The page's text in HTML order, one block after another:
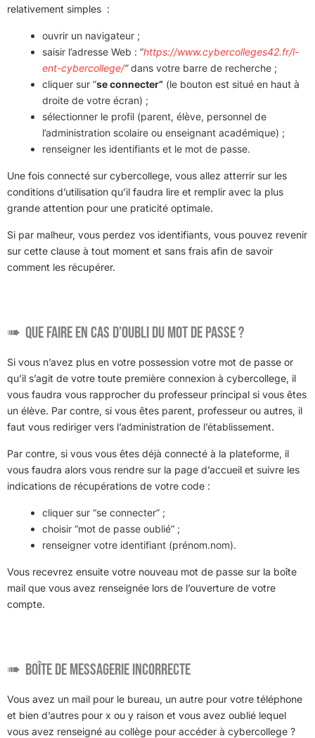
relativement simples :
ouvrir un navigateur ;
saisir l’adresse Web : “https://www.cybercolleges42.fr/l-
ent-cybercollege/”dans votre barre de recherche ;
cliquer sur ”se connecter” (le bouton est situé en haut à
droite de votre écran) ;
sélectionner le profil (parent, élève, personnel de
l’administration scolaire ou enseignant académique) ;
renseigner les identifiants et le mot de passe.
Une fois connecté sur cybercollege, vous allez atterrir sur les
conditions d’utilisation qu’il faudra lire et remplir avec la plus
grande attention pour une praticité optimale.
Si par malheur, vous perdez vos identifiants, vous pouvez revenir
sur cette clause à tout moment et sans frais afin de savoir
comment les récupérer.
Que faire en cas d’oubli du mot de passe ?
Si vous n’avez plus en votre possession votre mot de passe or
qu’il s’agit de votre toute première connexion à cybercollege, il
vous faudra vous rapprocher du professeur principal si vous êtes
un élève. Par contre, si vous êtes parent, professeur ou autres, il
faut vous rediriger vers l’administration de l’établissement.
Par contre, si vous vous êtes déjà connecté à la plateforme, il
vous faudra alors vous rendre sur la page d’accueil et suivre les
indications de récupérations de votre code :
cliquer sur “se connecter” ;
choisir “mot de passe oublié” ;
renseigner votre identifiant (prénom.nom).
Vous recevrez ensuite votre nouveau mot de passe sur la boîte
mail que vous avez renseignée lors de l’ouverture de votre
compte.
Boîte de messagerie incorrecte
Vous avez un mail pour le bureau, un autre pour votre téléphone
et bien d’autres pour x ou y raison et vous avez oublié lequel
vous avez renseigné au collège pour accéder à cybercollege ?